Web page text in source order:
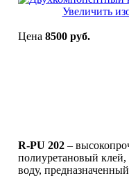
Увеличить
Цена 8500 руб.
R-PU 202 –
полиуретановый
воду,